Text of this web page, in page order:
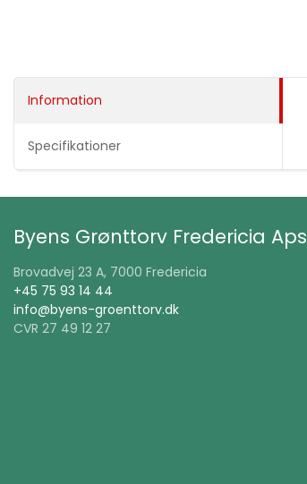
Information
Specifikationer
Byens Grønttorv Fredericia Aps
Brovadvej 23 A, 7000 Fredericia
+45 75 93 14 44
info@byens-groenttorv.dk
CVR 27 49 12 27